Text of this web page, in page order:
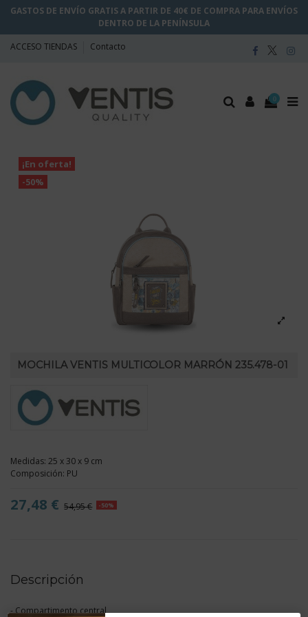
GASTOS DE ENVÍO GRATIS A PARTIR DE 40€ DE COMPRA PARA ENVÍOS
DENTRO DE LA PENÍNSULA
ACCESO TIENDAS Contacto
0
¡En oferta!
-50%
MOCHILA VENTIS MULTICOLOR MARRÓN 235.478-01
Medidas: 25 x 30 x 9 cm
Composición: PU
27,48 € 54,95 € -50%
Descripción
- Compartimento central